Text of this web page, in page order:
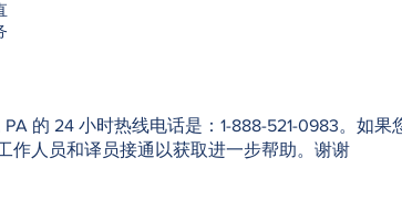
的 24 小时热线电话是：1-888-521-0983。如
作人员和译员接通以获取进一步帮助。谢谢